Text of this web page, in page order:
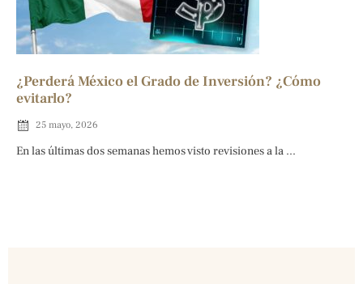
¿Perderá México el Grado de Inversión? ¿Cómo
evitarlo?
25 mayo, 2026
En las últimas dos semanas hemos visto revisiones a la ...